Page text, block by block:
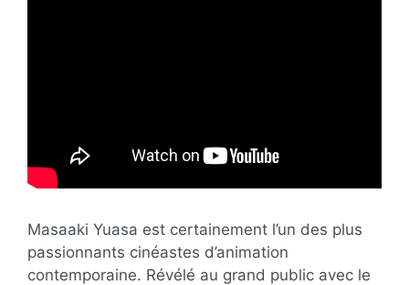
Masaaki Yuasa est certainement l’un des plus
passionnants cinéastes d’animation
contemporaine. Révélé au grand public avec le